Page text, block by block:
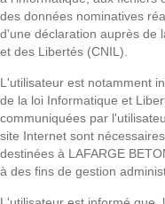
des données nominatives
d'une déclaration auprès de
et des Libertés (CNIL).
L'utilisateur est notamment
de la loi Informatique et
communiquées par
site Internet sont
destinées à LAFARGE
à des fins de gestion